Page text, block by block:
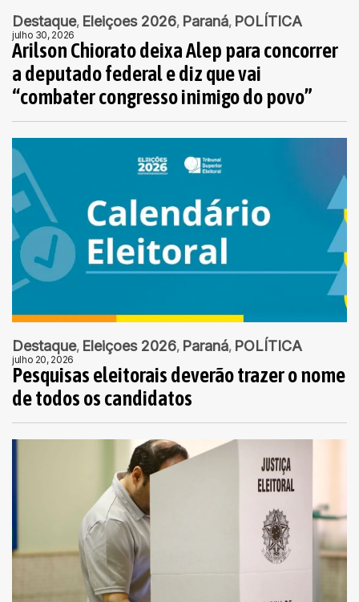
Destaque Eleiçoes 2026 Paraná POLÍTICA
julho 30, 2026
Arilson Chiorato deixa Alep para concorrer
a deputado federal e diz que vai
“combater congresso inimigo do povo”
Destaque Eleiçoes 2026 Paraná POLÍTICA
julho 20, 2026
Pesquisas eleitorais deverão trazer o nome
de todos os candidatos